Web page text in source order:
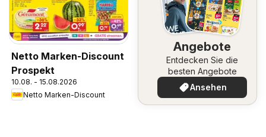
Netto Marken-Discount
Prospekt
10.08. - 15.08.2026
Netto Marken-Discount
Angebote
Entdecken Sie die
besten Angebote
Ansehen